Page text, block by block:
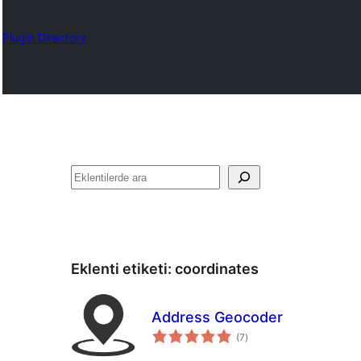
Plugin Directory
Ara
Eklenti etiketi: coordinates
Address Geocoder
(7toplam
puan
)